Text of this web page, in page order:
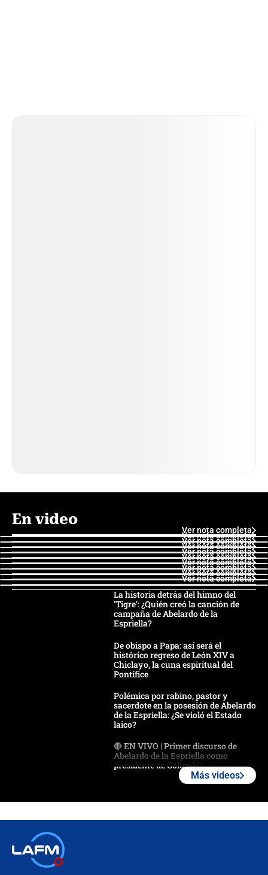
En video
Ver nota completa
Ver nota completa
Ver nota completa
Ver nota completa
Ver nota completa
Ver nota completa
Ver nota completa
Ver nota completa
Ver nota completa
Ver nota completa
La historia detrás del himno del
'Tigre': ¿Quién creó la canción de
campaña de Abelardo de la
Espriella?
De obispo a Papa: así será el
histórico regreso de León XIV a
Chiclayo, la cuna espiritual del
Pontífice
Polémica por rabino, pastor y
sacerdote en la posesión de Abelardo
de la Espriella: ¿Se violó el Estado
laico?
🔴 EN VIVO | Primer discurso de
Abelardo de la Espriella como
presidente de Colombia
Más videos